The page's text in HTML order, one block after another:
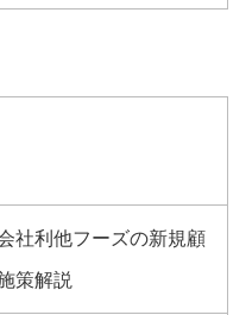
社利他フーズの新規顧
策解説